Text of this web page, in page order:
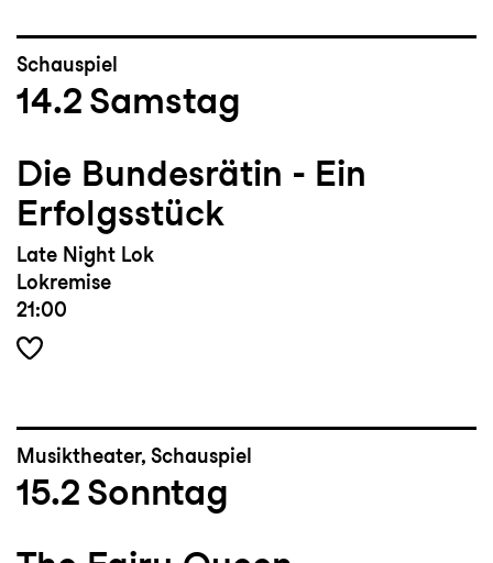
Schauspiel
14.2 Samstag
Die Bundesrätin - Ein
Erfolgsstück
Late Night Lok
Lokremise
21:00
Musiktheater, Schauspiel
15.2 Sonntag